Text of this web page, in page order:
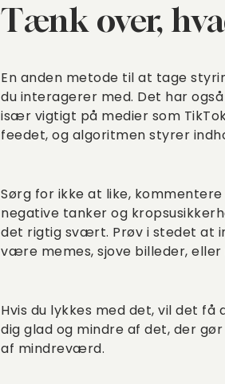
Tænk over,
En anden metode til at tage
du interagerer med. Det har
især vigtigt på medier som
feedet, og algoritmen styrer
Sørg for ikke at like,
negative tanker og
det rigtig svært. Prøv i stedet at
være memes, sjove billeder,
Hvis du lykkes med det, vil det
dig glad og mindre af det, der
af mindreværd.